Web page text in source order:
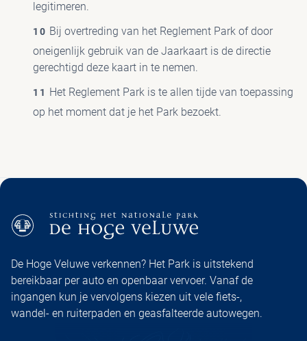
legitimeren.
Bij overtreding van het Reglement Park of door
oneigenlijk gebruik van de Jaarkaart is de directie
gerechtigd deze kaart in te nemen.
Het Reglement Park is te allen tijde van toepassing
op het moment dat je het Park bezoekt.
De Hoge Veluwe verkennen? Het Park is uitstekend
bereikbaar per auto en openbaar vervoer. Vanaf de
ingangen kun je vervolgens kiezen uit vele fiets-,
wandel- en ruiterpaden en geasfalteerde autowegen.